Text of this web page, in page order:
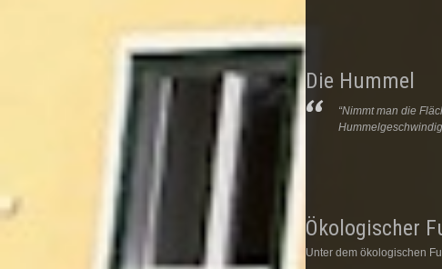
Die Hummel
“Nimmt man die
Ökologischer
Unter dem ökologischen